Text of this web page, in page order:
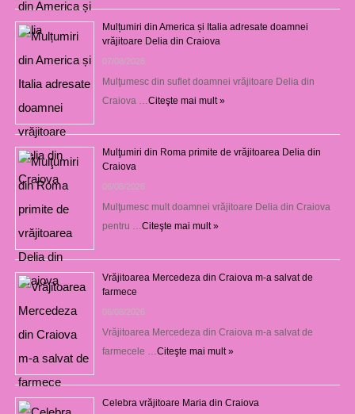
Mulțumiri din America și Italia adresate doamnei
vrăjitoare Delia din Craiova
07/08/2026
Mulţumesc din suflet doamnei vrăjitoare Delia din
Craiova … Citeşte mai mult »
Mulţumiri din Roma primite de vrăjitoarea Delia din
Craiova
06/08/2026
Mulţumesc mult doamnei vrăjitoare Delia din Craiova
pentru … Citeşte mai mult »
Vrăjitoarea Mercedeza din Craiova m-a salvat de
farmece
06/08/2026
Vrăjitoarea Mercedeza din Craiova m-a salvat de
farmecele … Citeşte mai mult »
Celebra vrăjitoare Maria din Craiova